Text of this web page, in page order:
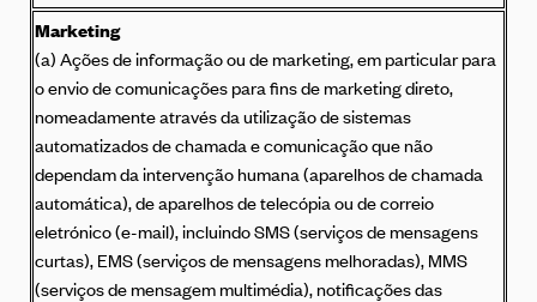
Marketing
(a) Ações de informação ou de marketing, em particular para
o envio de comunicações para fins de marketing direto,
nomeadamente através da utilização de sistemas
automatizados de chamada e comunicação que não
dependam da intervenção humana (aparelhos de chamada
automática), de aparelhos de telecópia ou de correio
eletrónico (e-mail), incluindo SMS (serviços de mensagens
curtas), EMS (serviços de mensagens melhoradas), MMS
(serviços de mensagem multimédia), notificações das